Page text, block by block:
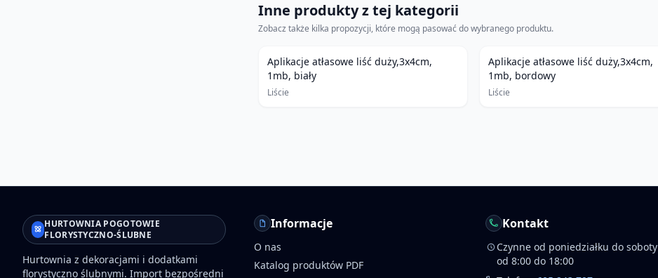
Inne produkty z tej kategorii
Zobacz także kilka propozycji, które mogą pasować do wybranego produktu.
Aplikacje atłasowe liść duży,3x4cm,
1mb, biały
Liście
Aplikacje atłasowe liść duży,3x4cm,
1mb, bordowy
Liście
HURTOWNIA POGOTOWIE
FLORYSTYCZNO-ŚLUBNE
Hurtownia z dekoracjami i dodatkami
florystyczno ślubnymi. Import bezpośredni
Informacje
O nas
Katalog produktów PDF
Kontakt
Czynne od poniedziałku do soboty
od 8:00 do 18:00